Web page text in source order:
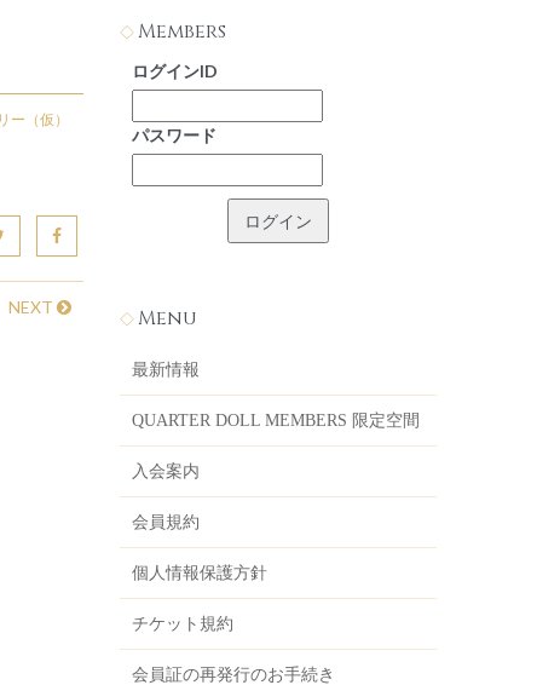
ー（仮）
NEXT
Members
ログインID
パスワード
Menu
最新情報
QUARTER DOLL MEMBERS 限定空間
入会案内
会員規約
個人情報保護方針
チケット規約
会員証の再発行のお手続き